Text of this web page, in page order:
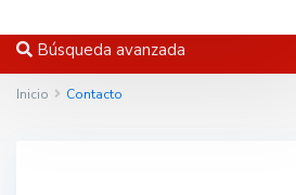
Búsqueda avanzada
Inicio Contacto